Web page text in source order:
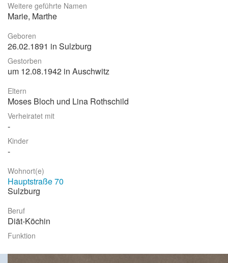
Vereine / Stiftungen
Stadtrundgang
Der Friedhof
Aktuelles
Suche
Weitere geführte Namen
Marie, Marthe
Geboren
26.02.1891 in Sulzburg
Gestorben
um 12.08.1942 in Auschwitz
Eltern
Moses Bloch und Lina Rothschild
Verheiratet mit
Kinder
Wohnort(e)
Hauptstraße 70
Sulzburg
Beruf
Diät-Köchin
Funktion